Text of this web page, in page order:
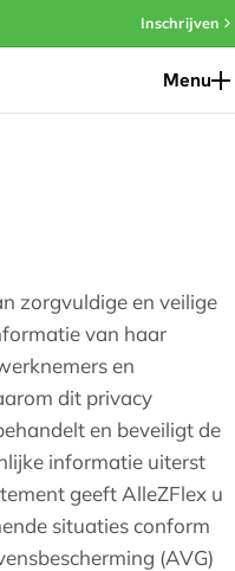
Inschrijven
Menu
zorgvuldige en veilige
van haar
en
dit privacy
en beveiligt de
informatie uiterst
geeft AlleZFlex u
situaties conform
(AVG)